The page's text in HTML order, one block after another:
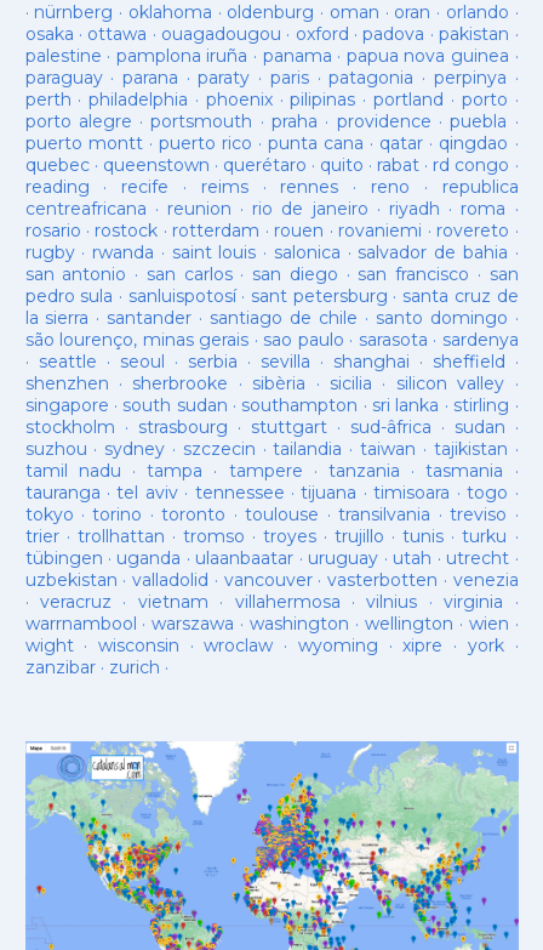
· nürnberg · oklahoma · oldenburg · oman · oran · orlando ·
osaka · ottawa · ouagadougou · oxford ·padova ·pakistan ·
palestine · pamplona iruña · panama · papua nova guinea ·
paraguay· parana ·paraty · paris·patagonia · perpinya ·
perth ·philadelphia · phoenix·pilipinas ·portland · porto ·
porto alegre ·portsmouth ·praha · providence ·puebla ·
puerto montt· puerto rico ·punta cana · qatar · qingdao ·
quebec· queenstown · querétaro · quito · rabat · rd congo ·
reading · recife · reims· rennes · reno · republica
centreafricana · reunion · rio de janeiro · riyadh · roma ·
rosario · rostock · rotterdam · rouen · rovaniemi · rovereto ·
rugby· rwanda · saint louis · salonica · salvador de bahia ·
san antonio · san carlos· san diego · san francisco · san
pedro sula · sanluispotosí· sant petersburg · santa cruz de
la sierra · santander · santiago de chile · santo domingo ·
são lourenço, minas gerais · sao paulo · sarasota · sardenya
· seattle · seoul · serbia · sevilla · shanghai · sheffield ·
shenzhen · sherbrooke · sibèria · sicilia · silicon valley ·
singapore · south sudan · southampton · sri lanka · stirling ·
stockholm · strasbourg · stuttgart· sud-âfrica · sudan ·
suzhou · sydney · szczecin ·tailandia ·taiwan · tajikistan ·
tamil nadu ·tampa · tampere · tanzania ·tasmania ·
tauranga ·tel aviv· tennessee ·tijuana ·timisoara ·togo ·
tokyo ·torino ·toronto ·toulouse ·transilvania ·treviso ·
trier· trollhattan · tromso · troyes·trujillo ·tunis ·turku ·
tübingen · uganda · ulaanbaatar · uruguay · utah · utrecht ·
uzbekistan · valladolid · vancouver· vasterbotten · venezia
· veracruz · vietnam · villahermosa ·vilnius ·virginia ·
warrnambool ·warszawa ·washington · wellington · wien ·
wight· wisconsin ·wroclaw · wyoming ·xipre · york·
zanzibar· zurich ·